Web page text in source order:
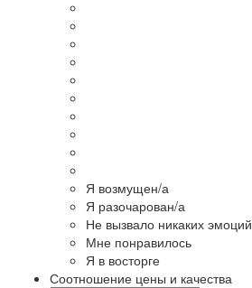
Я возмущен/а
Я разочарован/а
Не вызвало никаких эмоций
Мне понравилось
Я в восторге
Соотношение цены и качества